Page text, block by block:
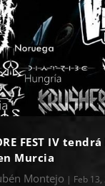
FEST IV
Murcia
Montejo | Feb 13,